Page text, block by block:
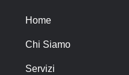
Home
Chi Siamo
Servizi